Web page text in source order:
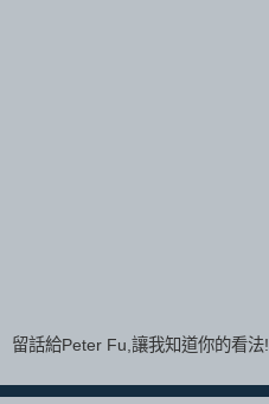
留話給Peter Fu,讓我知道你的看法!